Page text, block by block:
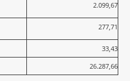
2.099,67
277,71
33,43
26.287,66